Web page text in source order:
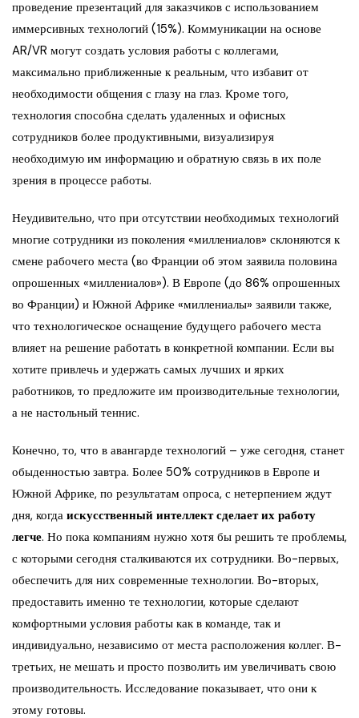
проведение презентаций для заказчиков с использованием
иммерсивных технологий (15%). Коммуникации на основе
AR/VR могут создать условия работы с коллегами,
максимально приближенные к реальным, что избавит от
необходимости общения с глазу на глаз. Кроме того,
технология способна сделать удаленных и офисных
сотрудников более продуктивными, визуализируя
необходимую им информацию и обратную связь в их поле
зрения в процессе работы.
Неудивительно, что при отсутствии необходимых технологий
многие сотрудники из поколения «миллениалов» склоняются к
смене рабочего места (во Франции об этом заявила половина
опрошенных «миллениалов»). В Европе (до 86% опрошенных
во Франции) и Южной Африке «миллениалы» заявили также,
что технологическое оснащение будущего рабочего места
влияет на решение работать в конкретной компании. Если вы
хотите привлечь и удержать самых лучших и ярких
работников, то предложите им производительные технологии,
а не настольный теннис.
Конечно, то, что в авангарде технологий – уже сегодня, станет
обыденностью завтра. Более 50% сотрудников в Европе и
Южной Африке, по результатам опроса, с нетерпением ждут
дня, когда искусственный интеллект сделает их работу
легче. Но пока компаниям нужно хотя бы решить те проблемы,
с которыми сегодня сталкиваются их сотрудники. Во-первых,
обеспечить для них современные технологии. Во-вторых,
предоставить именно те технологии, которые сделают
комфортными условия работы как в команде, так и
индивидуально, независимо от места расположения коллег. В-
третьих, не мешать и просто позволить им увеличивать свою
производительность. Исследование показывает, что они к
этому готовы.